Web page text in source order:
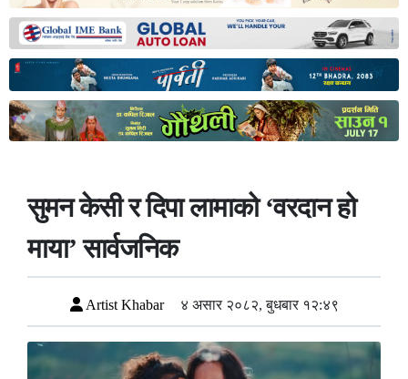
सुमन केसी र दिपा लामाको ‘वरदान हो
माया’ सार्वजनिक
Artist Khabar ४ असार २०८२, बुधबार १२:४९